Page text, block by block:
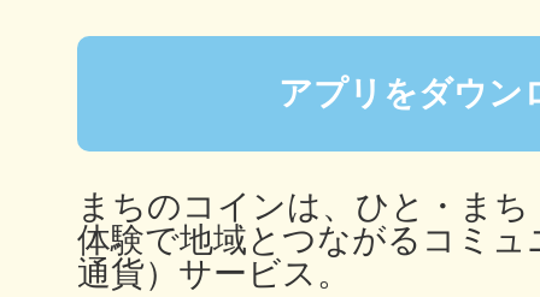
アプリをダウン
まちのコインは、ひと・ま
体験で地域とつながるコミュ
通貨）サービス。